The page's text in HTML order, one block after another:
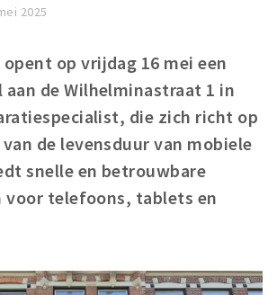
& podia
2025
opent op vrijdag 16 mei een
de Wilhelminastraat 1 in
die zich richt op
de levensduur van mobiele
snelle en betrouwbare
voor telefoons, tablets en